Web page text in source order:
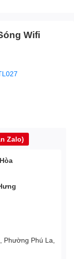
Wifi
Zalo)
Phú La,